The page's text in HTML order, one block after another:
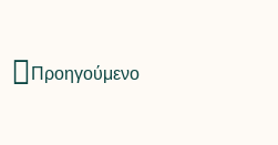
Προηγούμενο